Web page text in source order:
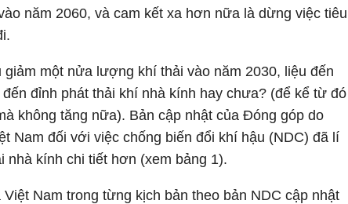
năm 2060, và cam kết xa hơn nữa là dừng việc tiêu
giảm một nửa lượng khí thải vào năm 2030, liệu đến
đỉnh phát thải khí nhà kính hay chưa? (để kể từ đó
không tăng nữa). Bản cập nhật của Đóng góp do
Nam đối với việc chống biến đổi khí hậu (NDC) đã lí
nhà kính chi tiết hơn (xem bảng 1).
Nam trong từng kịch bản theo bản NDC cập nhật